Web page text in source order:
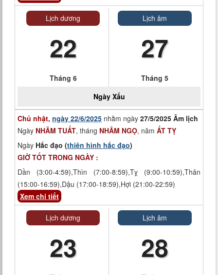
Lịch dương
22
Tháng 6
Lịch âm
27
Tháng 5
Ngày Xấu
Chủ nhật, ngày 22/6/2025 nhằm ngày 27/5/2025 Âm lịch
Ngày NHÂM TUẤT, tháng NHÂM NGỌ, năm ẤT TỴ
Ngày Hắc đạo (thiên hình hắc đạo)
GIỜ TỐT TRONG NGÀY :
Dần (3:00-4:59),Thìn (7:00-8:59),Tỵ (9:00-10:59),Thân
(15:00-16:59),Dậu (17:00-18:59),Hợi (21:00-22:59)
Xem chi tiết
Lịch dương
23
Lịch âm
28